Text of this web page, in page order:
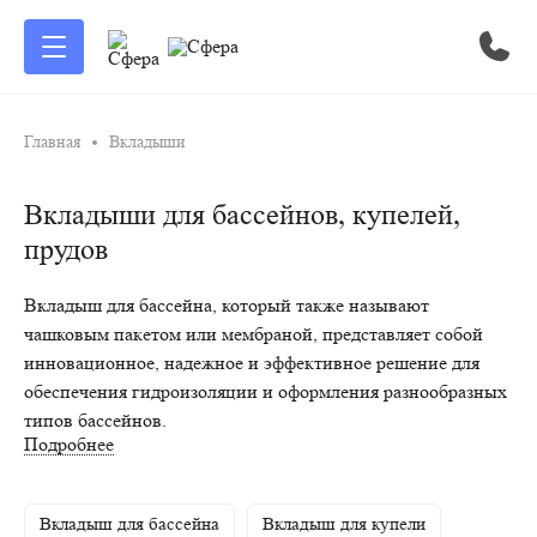
Главная Вкладыши
Вкладыши для бассейнов, купелей,
прудов
Вкладыш для бассейна, который также называют
чашковым пакетом или мембраной, представляет собой
инновационное, надежное и эффективное решение для
обеспечения гидроизоляции и оформления разнообразных
типов бассейнов.
Подробнее
промышленных и пожарных резервуаров, а также для
Вкладыш для бассейна Вкладыш для купели